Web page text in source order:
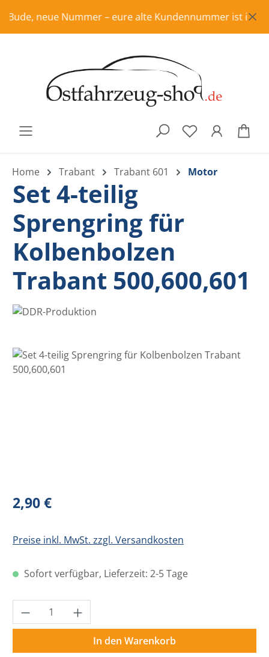
Zum Hauptinhalt springen
Bude, neue Nummer – eure alte Kundennummer ist in
Home Trabant Trabant 601 Motor
Set 4-teilig
Sprengring für
Kolbenbolzen
Trabant 500,600,601
Bildergalerie überspringen
Regulärer Preis:
2,90 €
Preise inkl. MwSt. zzgl. Versandkosten
Sofort verfügbar, Lieferzeit: 2-5 Tage
Produkt Anzahl: Gib den gewünschten
In den Warenkorb